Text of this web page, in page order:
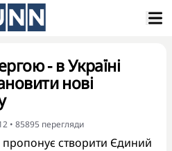
- в Україні
нові
• 85895 перегляди
створити Єдиний